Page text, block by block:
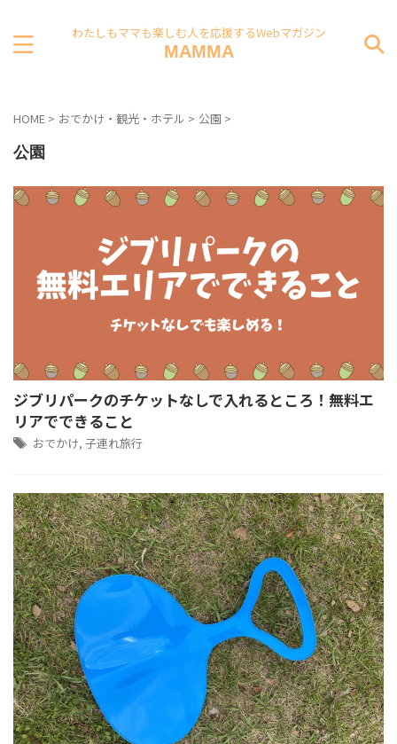
わたしもママも楽しむ人を応援するWebマガジン
MAMMA
HOME > おでかけ・観光・ホテル > 公園 >
公園
ジブリパークのチケットなしで入れるところ！無料エ
リアでできること
おでかけ, 子連れ旅行